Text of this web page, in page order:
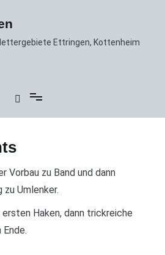
Ettringen, Kottenheim
Vorbau zu Band und dann
Umlenker.
Haken, dann trickreiche